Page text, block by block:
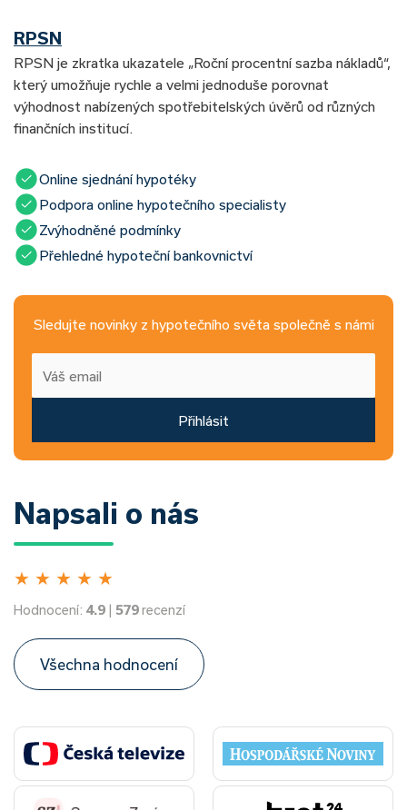
RPSN
RPSN je zkratka ukazatele „Roční procentní sazba nákladů“,
který umožňuje rychle a velmi jednoduše porovnat
výhodnost nabízených spotřebitelských úvěrů od různých
finančních institucí.
Online sjednání hypotéky
Podpora online hypotečního specialisty
Zvýhodněné podmínky
Přehledné hypoteční bankovnictví
Sledujte novinky z hypotečního světa společně s námi
Přihlásit
Napsali o nás
★ ★ ★ ★ ★
Hodnocení: 4.9 | 579recenzí
Všechna hodnocení